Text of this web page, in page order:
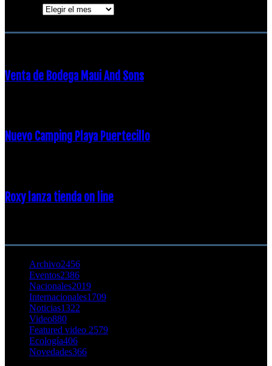
Venta de Bodega Maui And Sons
Nuevo Camping Playa Puertecillo
Roxy lanza tienda on line
Archivo2456
Eventos2386
Nacionales2019
Internacionales1709
Noticias1322
Video880
Featured video 2579
Ecología406
Novedades366